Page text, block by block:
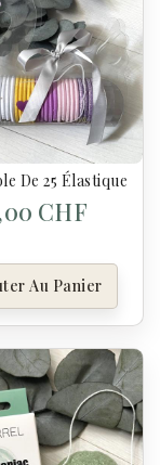
De 25 Élastiques
CHF
Au Panier